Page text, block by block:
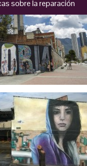
sobre la reparación